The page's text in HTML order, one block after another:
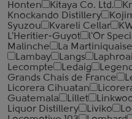
Honten
Kitaya Co. Ltd.
Knockando Distillery
Syuzou
Kvareli Cellar
L'Heritier-Guyot
l'Or
Malinche
La Martiniquaise
Lambay
Langs
Lecompte
Ledaig
Grands Chais de France
Licorera Cihuatan
Guatemala
Lillet
Liquor Distillery
Liviko